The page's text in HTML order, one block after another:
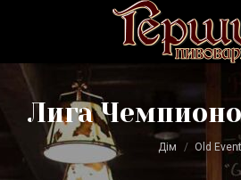
Лига
Ви тут: Дім Old Event